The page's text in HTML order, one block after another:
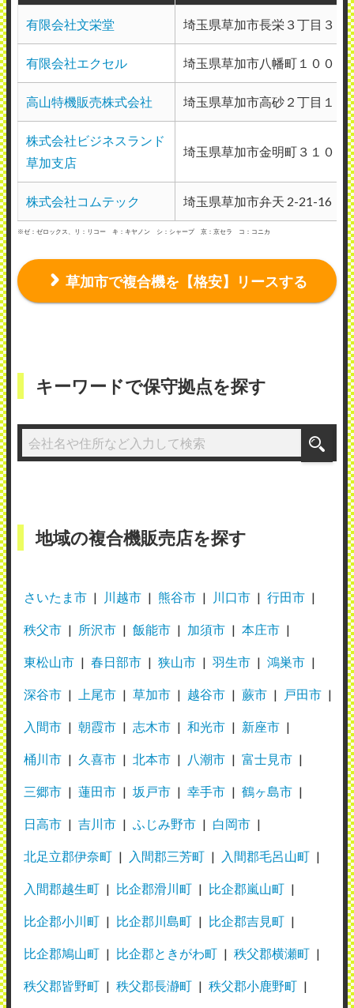
有限会社文栄堂 埼玉県草加市長栄３丁目３１
有限会社エクセル 埼玉県草加市八幡町１００－
高山特機販売株式会社 埼玉県草加市高砂２丁目１７
株式会社ビジネスランド
草加支店
埼玉県草加市金明町３１０
株式会社コムテック 埼玉県草加市弁天 2-21-16
※ゼ：ゼロックス、リ：リコー キ：キヤノン シ：シャープ 京：京セラ コ：コニカ
草加市で複合機を【格安】リースする
キーワードで保守拠点を探す
地域の複合機販売店を探す
さいたま市 川越市 熊谷市 川口市 行田市
秩父市 所沢市 飯能市 加須市 本庄市
東松山市 春日部市 狭山市 羽生市 鴻巣市
深谷市 上尾市 草加市 越谷市 蕨市 戸田市
入間市 朝霞市 志木市 和光市 新座市
桶川市 久喜市 北本市 八潮市 富士見市
三郷市 蓮田市 坂戸市 幸手市 鶴ヶ島市
日高市 吉川市 ふじみ野市 白岡市
北足立郡伊奈町 入間郡三芳町 入間郡毛呂山町
入間郡越生町 比企郡滑川町 比企郡嵐山町
比企郡小川町 比企郡川島町 比企郡吉見町
比企郡鳩山町 比企郡ときがわ町 秩父郡横瀬町
秩父郡皆野町 秩父郡長瀞町 秩父郡小鹿野町